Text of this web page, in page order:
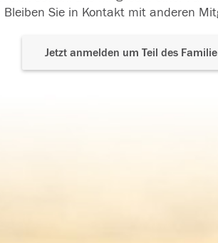
Bleiben Sie in Kontakt mit anderen
Jetzt anmelden um Teil des